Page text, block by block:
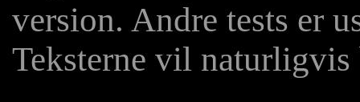
version. Andre tests er
Teksterne vil